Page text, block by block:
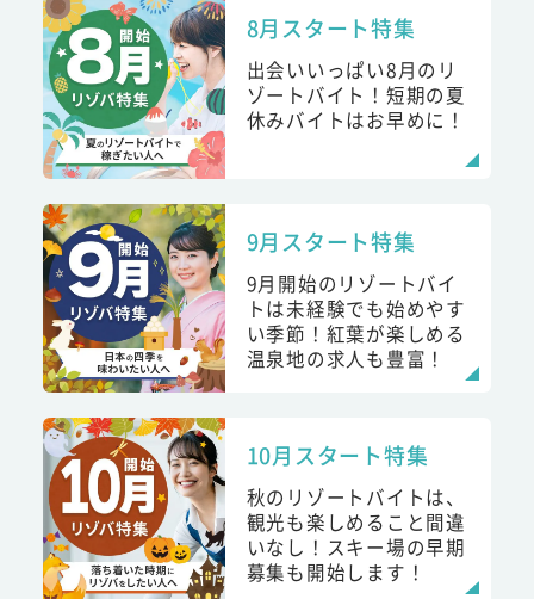
8月スタート特集
出会いいっぱい8月のリ
ゾートバイト！短期の夏
休みバイトはお早めに！
9月スタート特集
9月開始のリゾートバイ
トは未経験でも始めやす
い季節！紅葉が楽しめる
温泉地の求人も豊富！
10月スタート特集
秋のリゾートバイトは、
観光も楽しめること間違
いなし！スキー場の早期
募集も開始します！